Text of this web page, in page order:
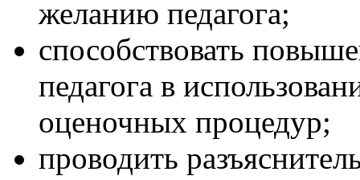
желанию педагога;
способствовать
педагога в
оценочных процедур;
проводить